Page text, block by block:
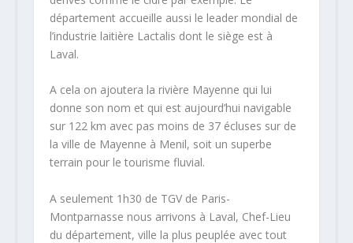
département accueille aussi le leader mondial de
l’industrie laitière Lactalis dont le siège est à
Laval.
A cela on ajoutera la rivière Mayenne qui lui
donne son nom et qui est aujourd’hui navigable
sur 122 km avec pas moins de 37 écluses sur de
la ville de Mayenne à Menil, soit un superbe
terrain pour le tourisme fluvial.
A seulement 1h30 de TGV de Paris-
Montparnasse nous arrivons à Laval, Chef-Lieu
du département, ville la plus peuplée avec tout